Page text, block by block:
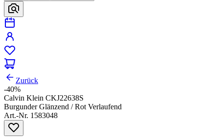
Zurück
-40%
Calvin Klein CKJ22638S
Burgunder Glänzend / Rot Verlaufend
Art.-Nr. 1583048